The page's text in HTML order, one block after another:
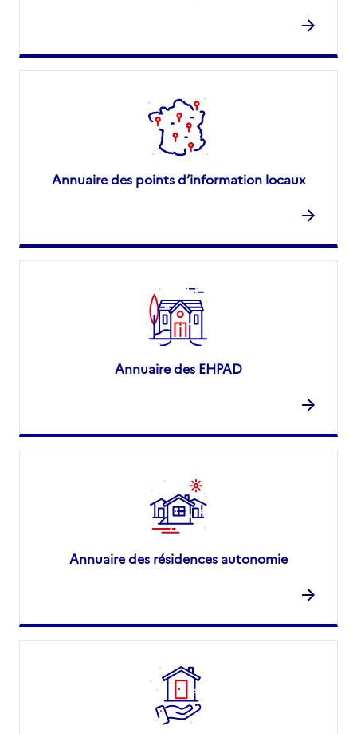
Annuaire des points d’information locaux
Annuaire des EHPAD
Annuaire des résidences autonomie